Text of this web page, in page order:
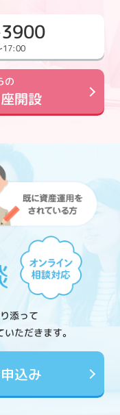
17:00
の
開設
添って
ただきます。
込み